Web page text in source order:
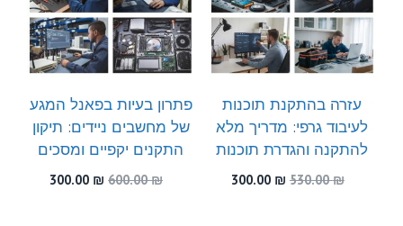
עזרה בהתקנת תוכנות
לעיבוד גרפי: מדריך מלא
להתקנה והגדרת תוכנות
530.00₪
המחיר
300.00 ₪
פתרון בעיות בפאנל המגע
של מחשבים ניידים: תיקון
התקנים יקפיים ומסכים
600.00₪
המחיר
300.00 ₪
המחיר